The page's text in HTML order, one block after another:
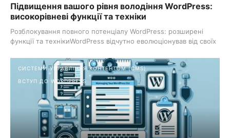
Підвищення вашого рівня володіння WordPress:
високорівневі функції та техніки
Розблокування повного потенціалу WordPress: розширені
функції та технікиWordPress відчутно еволюціонував від своїх
СИСТЕМИ УПРАВЛІННЯ КОНТЕНТОМ (CMS)
ВСТУП ДО WORDPRESS